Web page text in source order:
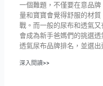
一個難題，不僅要在意品
量和寶寶會覺得舒服的材
戰。而一般的尿布和透氣
會成為新手爸媽們的挑選
透氣尿布品牌排名，並選出
深入閱讀>>